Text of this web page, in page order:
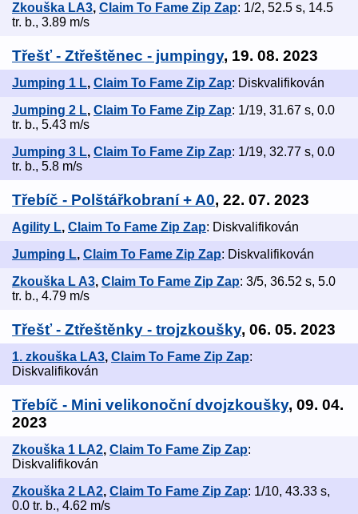
Zkouška LA3, Claim To Fame Zip Zap: 1/2, 52.5 s, 14.5
tr. b., 3.89 m/s
Třešť - Ztřeštěnec - jumpingy, 19. 08. 2023
Jumping 1 L, Claim To Fame Zip Zap: Diskvalifikován
Jumping 2 L, Claim To Fame Zip Zap: 1/19, 31.67 s, 0.0
tr. b., 5.43 m/s
Jumping 3 L, Claim To Fame Zip Zap: 1/19, 32.77 s, 0.0
tr. b., 5.8 m/s
Třebíč - Polštářkobraní + A0, 22. 07. 2023
Agility L, Claim To Fame Zip Zap: Diskvalifikován
Jumping L, Claim To Fame Zip Zap: Diskvalifikován
Zkouška L A3, Claim To Fame Zip Zap: 3/5, 36.52 s, 5.0
tr. b., 4.79 m/s
Třešť - Ztřeštěnky - trojzkoušky, 06. 05. 2023
1. zkouška LA3, Claim To Fame Zip Zap:
Diskvalifikován
Třebíč - Mini velikonoční dvojzkoušky, 09. 04.
2023
Zkouška 1 LA2, Claim To Fame Zip Zap:
Diskvalifikován
Zkouška 2 LA2, Claim To Fame Zip Zap: 1/10, 43.33 s,
0.0 tr. b., 4.62 m/s